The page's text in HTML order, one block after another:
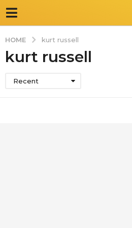
HOME kurt russell
kurt russell
Recent